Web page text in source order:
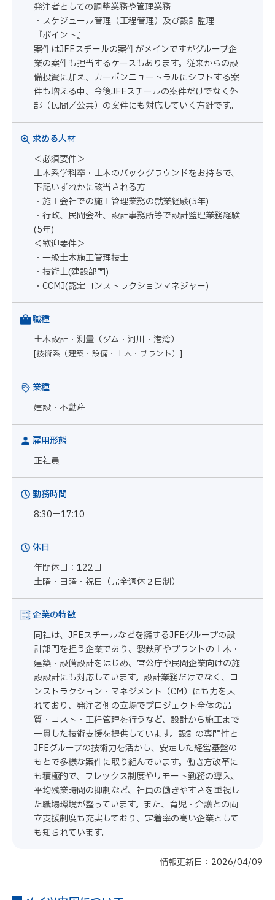
発注者としての調整業務や管理業務
・スケジュール管理（工程管理）及び設計監理
『ポイント』
案件はJFEスチールの案件がメインですがグループ企
業の案件も担当するケースもあります。従来からの設
備投資に加え、カーボンニュートラルにシフトする案
件も増える中、今後JFEスチールの案件だけでなく外
部（民間／公共）の案件にも対応していく方針です。
求める人材
＜必須要件＞
土木系学科卒・土木のバックグラウンドをお持ちで、
下記いずれかに該当される方
・施工会社での施工管理業務の就業経験(5年)
・行政、民間会社、設計事務所等で設計監理業務経験
(5年)
＜歓迎要件＞
・一級土木施工管理技士
・技術士(建設部門)
・CCMJ(認定コンストラクションマネジャー)
職種
土木設計・測量（ダム・河川・港湾）
[技術系（建築・設備・土木・プラント）]
業種
建設・不動産
雇用形態
正社員
勤務時間
8:30－17:10
休日
年間休日：122日
土曜・日曜・祝日（完全週休２日制）
企業の特徴
同社は、JFEスチールなどを擁するJFEグループの設
計部門を担う企業であり、製鉄所やプラントの土木・
建築・設備設計をはじめ、官公庁や民間企業向けの施
設設計にも対応しています。設計業務だけでなく、コ
ンストラクション・マネジメント（CM）にも力を入
れており、発注者側の立場でプロジェクト全体の品
質・コスト・工程管理を行うなど、設計から施工まで
一貫した技術支援を提供しています。設計の専門性と
JFEグループの技術力を活かし、安定した経営基盤の
もとで多様な案件に取り組んでいます。働き方改革に
も積極的で、フレックス制度やリモート勤務の導入、
平均残業時間の抑制など、社員の働きやすさを重視し
た職場環境が整っています。また、育児・介護との両
立支援制度も充実しており、定着率の高い企業として
も知られています。
情報更新日：2026/04/09